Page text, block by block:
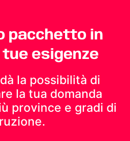
pacchetto in
esigenze
la possibilità di
la tua domanda
province e gradi di